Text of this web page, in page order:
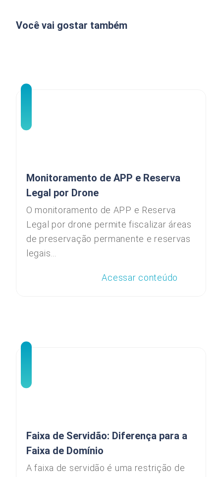
Você vai gostar também
Monitoramento de APP e Reserva
Legal por Drone
O monitoramento de APP e Reserva
Legal por drone permite fiscalizar áreas
de preservação permanente e reservas
legais...
Acessar conteúdo
Faixa de Servidão: Diferença para a
Faixa de Domínio
A faixa de servidão é uma restrição de